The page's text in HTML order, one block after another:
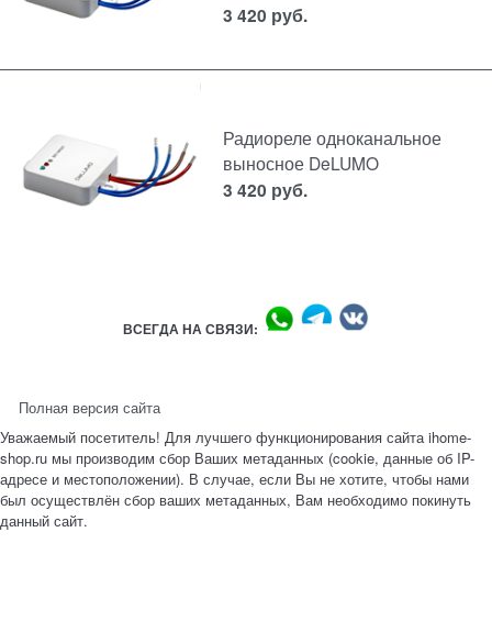
3 420 руб.
Радиореле одноканальное
выносное DeLUMO
3 420 руб.
ВСЕГДА НА СВЯЗИ:
Полная версия сайта
Уважаемый посетитель! Для лучшего функционирования сайта ihome-
shop.ru мы производим сбор Ваших метаданных (cookie, данные об IP-
адресе и местоположении). В случае, если Вы не хотите, чтобы нами
был осуществлён сбор ваших метаданных, Вам необходимо покинуть
данный сайт.